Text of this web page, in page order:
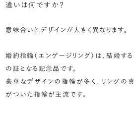
違いは何ですか？
意味合いとデザインが大きく異なります。
婚約指輪（エンゲージリング）は、結婚す
の証となる記念品です。
豪華なデザインの指輪が多く、リングの
がついた指輪が主流です。